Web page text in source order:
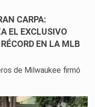
CARPA:
EL EXCLUSIVO
EN LA MLB
de Milwaukee firmó